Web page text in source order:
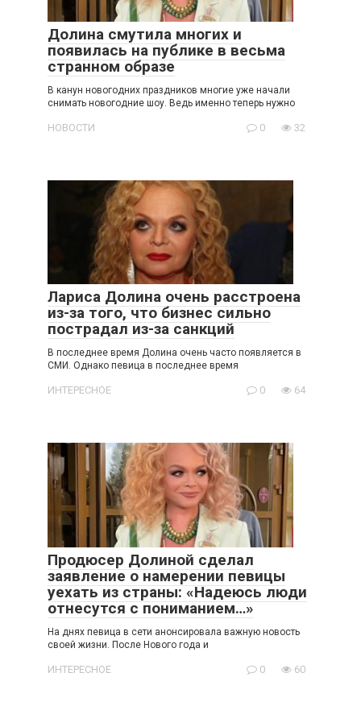
Долина смутила многих и
появилась на публике в весьма
странном образе
В канун новогодних праздников многие уже начали
снимать новогодние шоу. Ведь именно теперь нужно
НОВОСТИ 0 32
Лариса Долина очень расстроена
из-за того, что бизнес сильно
пострадал из-за санкций
В последнее время Долина очень часто появляется в
СМИ. Однако певица в последнее время
ИНТЕРЕСНОЕ 0 64
Продюсер Долиной сделал
заявление о намерении певицы
уехать из страны: «Надеюсь люди
отнесутся с пониманием…»
На днях певица в сети анонсировала важную новость
своей жизни. После Нового года и
ИНТЕРЕСНОЕ 0 60